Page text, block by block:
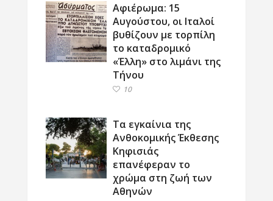
Αφιέρωμα: 15
Αυγούστου, οι Ιταλοί
βυθίζουν με τορπίλη
το καταδρομικό
«Έλλη» στο λιμάνι της
Τήνου
10
Τα εγκαίνια της
Ανθοκομικής Έκθεσης
Κηφισιάς
επανέφεραν το
χρώμα στη ζωή των
Αθηνών